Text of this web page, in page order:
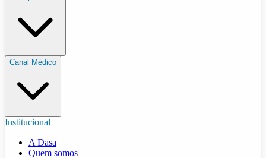
Canal Médico
Institucional
A Dasa
Quem somos